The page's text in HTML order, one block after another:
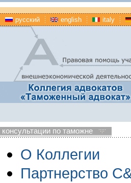
русский english italy
консультации по таможне
О Коллегии
Партнерство